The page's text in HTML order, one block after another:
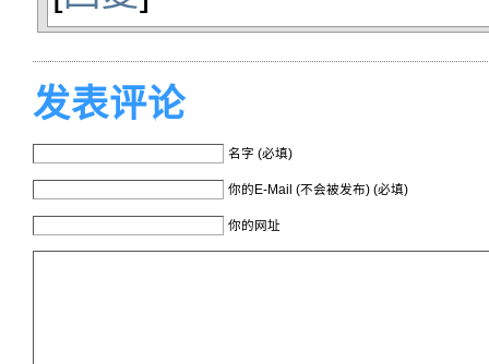
发表评论
名字 (必填)
你的E-Mail (不会被发布) (必填)
你的网址